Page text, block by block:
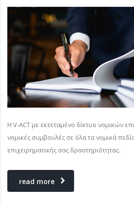
Η V-ACT με εκτεταμένο δίκτυο νομικών
νομικές συμβουλές σε όλα τα νομικά
επιχειρηματικής σας δραστηριότητας.
read more